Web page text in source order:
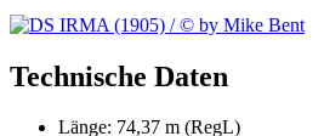
Technische Daten
Länge: 74,37 m (RegL)